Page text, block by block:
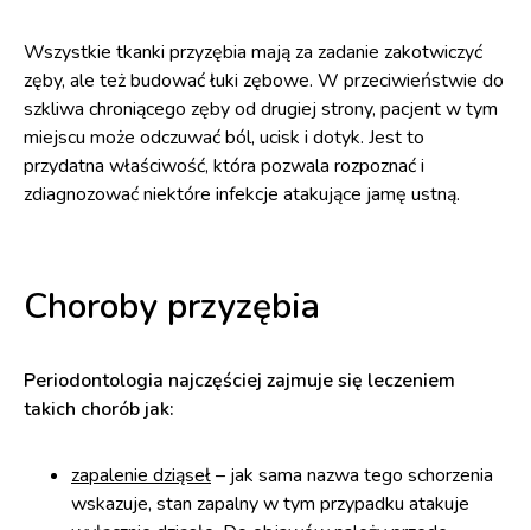
Wszystkie tkanki przyzębia mają za zadanie zakotwiczyć
zęby, ale też budować łuki zębowe. W przeciwieństwie do
szkliwa chroniącego zęby od drugiej strony, pacjent w tym
miejscu może odczuwać ból, ucisk i dotyk. Jest to
przydatna właściwość, która pozwala rozpoznać i
zdiagnozować niektóre infekcje atakujące jamę ustną.
Choroby przyzębia
Periodontologia najczęściej zajmuje się leczeniem
takich chorób jak:
zapalenie dziąseł– jak sama nazwa tego schorzenia
wskazuje, stan zapalny w tym przypadku atakuje